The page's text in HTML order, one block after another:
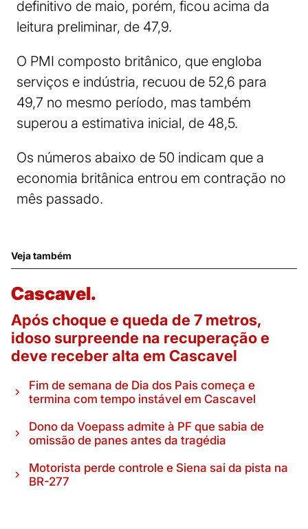
definitivo de maio, porém, ficou acima da
leitura preliminar, de 47,9.
O PMI composto britânico, que engloba
serviços e indústria, recuou de 52,6 para
49,7 no mesmo período, mas também
superou a estimativa inicial, de 48,5.
Os números abaixo de 50 indicam que a
economia britânica entrou em contração no
mês passado.
Veja também
Cascavel.
Após choque e queda de 7 metros,
idoso surpreende na recuperação e
deve receber alta em Cascavel
Fim de semana de Dia dos Pais começa e
termina com tempo instável em Cascavel
Dono da Voepass admite à PF que sabia de
omissão de panes antes da tragédia
Motorista perde controle e Siena sai da pista na
BR-277